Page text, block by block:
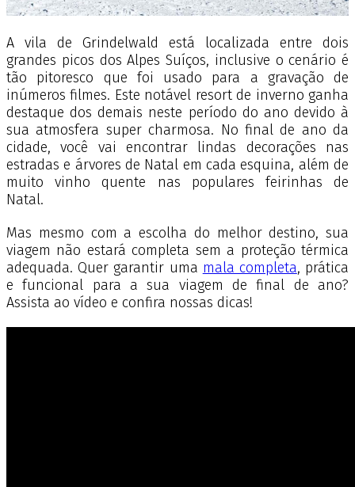
A vila de Grindelwald está localizada entre dois
grandes picos dos Alpes Suíços, inclusive o cenário é
tão pitoresco que foi usado para a gravação de
inúmeros filmes. Este notável resort de inverno ganha
destaque dos demais neste período do ano devido à
sua atmosfera super charmosa. No final de ano da
cidade, você vai encontrar lindas decorações nas
estradas e árvores de Natal em cada esquina, além de
muito vinho quente nas populares feirinhas de
Natal.
Mas mesmo com a escolha do melhor destino, sua
viagem não estará completa sem a proteção térmica
adequada. Quer garantir uma mala completa, prática
e funcional para a sua viagem de final de ano?
Assista ao vídeo e confira nossas dicas!